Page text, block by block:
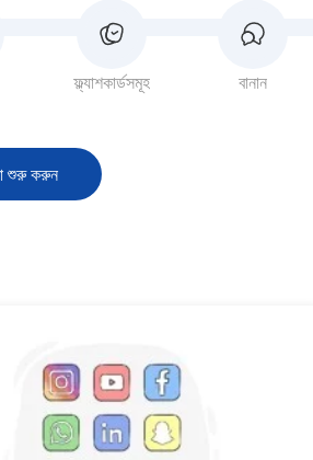
ফ্ল্যাশকার্ডসমূহ বানান
শুরু করুন